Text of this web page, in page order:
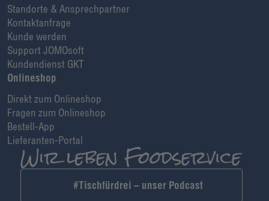
Standorte & Ansprechpartner
Kontaktanfrage
Kunde werden
Support JOMOsoft
Kundendienst GKT
Onlineshop
Direkt zum Onlineshop
Fragen zum Onlineshop
Bestell-App
Lieferanten-Portal
#Tischfürdrei – unser Podcast